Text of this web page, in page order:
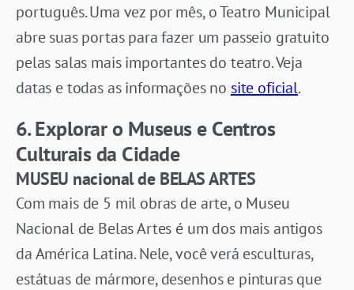
português. Uma vez por mês, o Teatro Municipal
abre suas portas para fazer um passeio gratuito
pelas salas mais importantes do teatro. Veja
datas e todas as informações no site oficial.
6. Explorar o Museus e Centros
Culturais da Cidade
MUSEU nacional de BELAS ARTES
Com mais de 5 mil obras de arte, o Museu
Nacional de Belas Artes é um dos mais antigos
da América Latina. Nele, você verá esculturas,
estátuas de mármore, desenhos e pinturas que